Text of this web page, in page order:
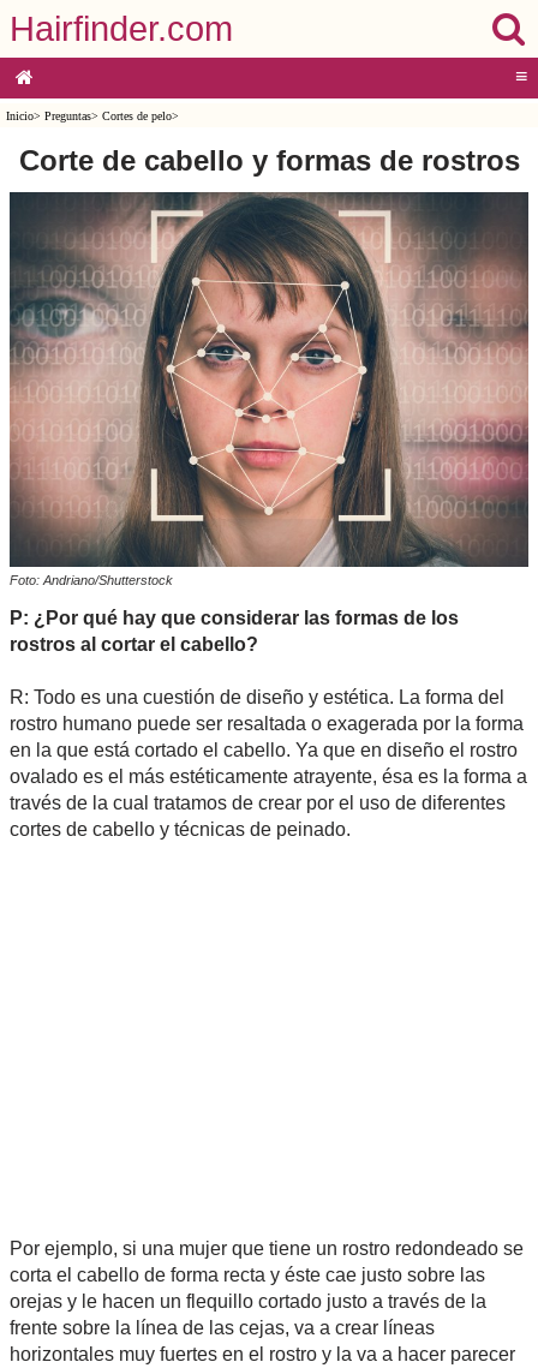
Hairfinder.com
≡
Inicio> Preguntas> Cortes de pelo>
Corte de cabello y formas de rostros
Foto: Andriano/Shutterstock
P: ¿Por qué hay que considerar las formas de los
rostros al cortar el cabello?
R: Todo es una cuestión de diseño y estética. La forma del
rostro humano puede ser resaltada o exagerada por la forma
en la que está cortado el cabello. Ya que en diseño el rostro
ovalado es el más estéticamente atrayente, ésa es la forma a
través de la cual tratamos de crear por el uso de diferentes
cortes de cabello y técnicas de peinado.
Por ejemplo, si una mujer que tiene un rostro redondeado se
corta el cabello de forma recta y éste cae justo sobre las
orejas y le hacen un flequillo cortado justo a través de la
frente sobre la línea de las cejas, va a crear líneas
horizontales muy fuertes en el rostro y la va a hacer parecer